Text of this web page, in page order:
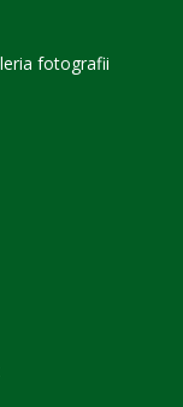
fotografii